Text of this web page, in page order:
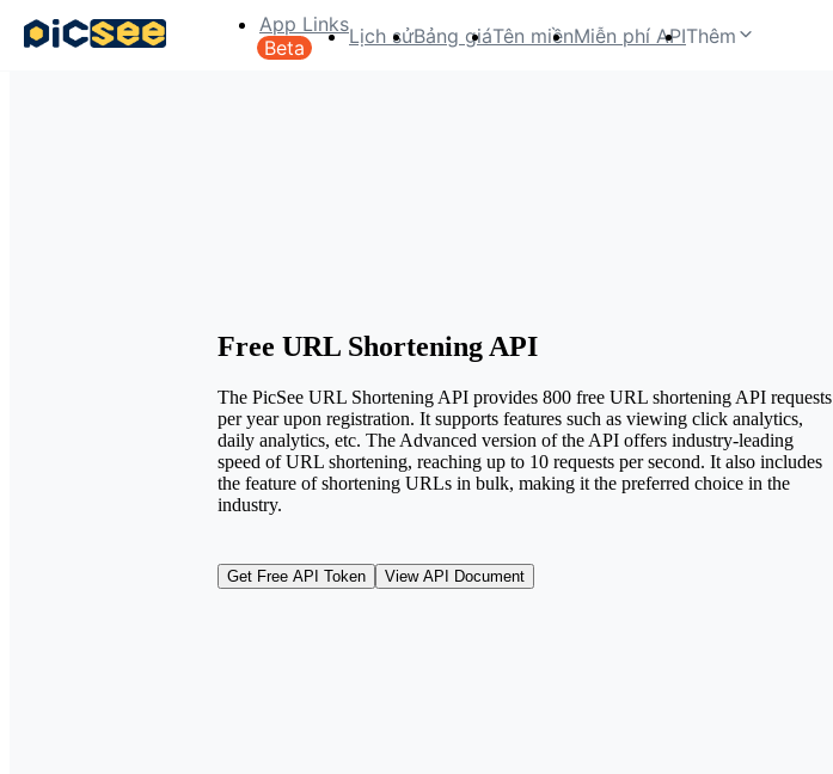
App Links
Beta
Lịch sửBảng giáTên miềnMiễn phí APIThêm
Free URL Shortening API
The PicSee URL Shortening API provides 800 free URL shortening API requests
per year upon registration. It supports features such as viewing click analytics,
daily analytics, etc. The Advanced version of the API offers industry-leading
speed of URL shortening, reaching up to 10 requests per second. It also includes
the feature of shortening URLs in bulk, making it the preferred choice in the
industry.
Get Free API Token View API Document